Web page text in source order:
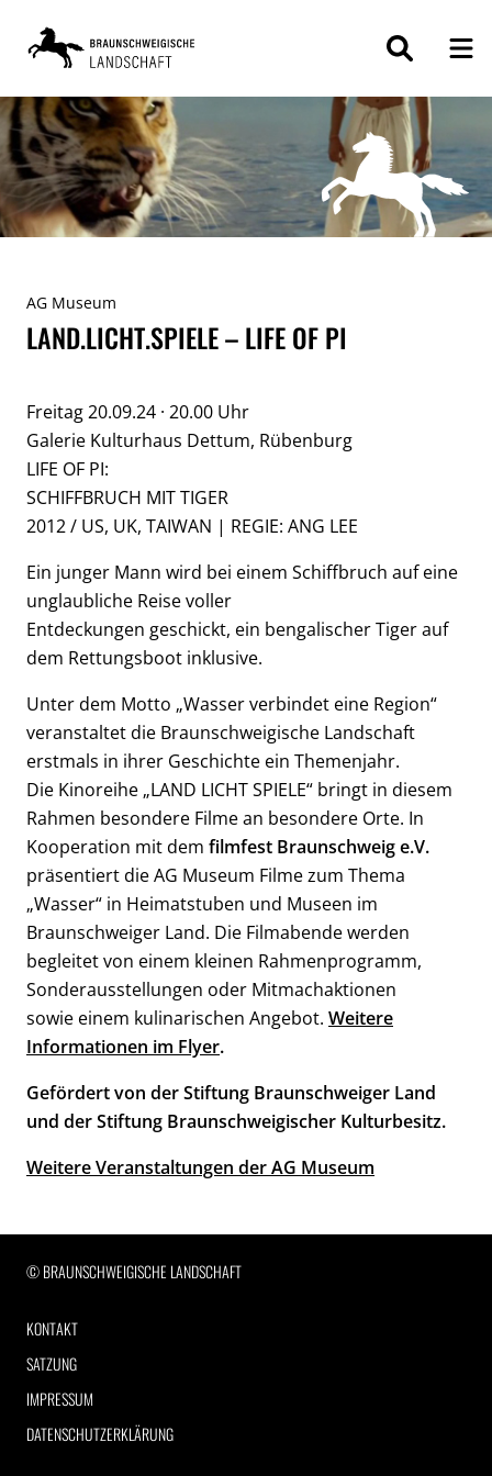
ZUM
INHALT
AG Museum
LAND.LICHT.SPIELE – LIFE OF PI
Freitag 20.09.24 · 20.00 Uhr
Galerie Kulturhaus Dettum, Rübenburg
LIFE OF PI:
SCHIFFBRUCH MIT TIGER
2012 / US, UK, TAIWAN | REGIE: ANG LEE
Ein junger Mann wird bei einem Schiffbruch auf eine
unglaubliche Reise voller
Entdeckungen geschickt, ein bengalischer Tiger auf
dem Rettungsboot inklusive.
Unter dem Motto „Wasser verbindet eine Region“
veranstaltet die Braunschweigische Landschaft
erstmals in ihrer Geschichte ein Themenjahr.
Die Kinoreihe „LAND LICHT SPIELE“ bringt in diesem
Rahmen besondere Filme an besondere Orte. In
Kooperation mit dem filmfest Braunschweig e.V.
präsentiert die AG Museum Filme zum Thema
„Wasser“ in Heimatstuben und Museen im
Braunschweiger Land. Die Filmabende werden
begleitet von einem kleinen Rahmenprogramm,
Sonderausstellungen oder Mitmachaktionen
sowie einem kulinarischen Angebot. Weitere
Informationen im Flyer.
Gefördert von der Stiftung Braunschweiger Land
und der Stiftung Braunschweigischer Kulturbesitz.
Weitere Veranstaltungen der AG Museum
RECHTLICHE INFORMATIONEN
© BRAUNSCHWEIGISCHE LANDSCHAFT
KONTAKT
SATZUNG
IMPRESSUM
DATENSCHUTZERKLÄRUNG